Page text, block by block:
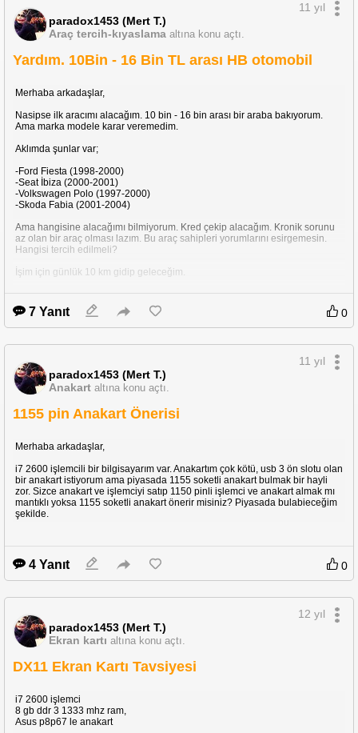
paradox1453 (Mert T.)
Araç tercih-kıyaslama altına konu açtı.
11 yıl
Yardım. 10Bin - 16 Bin TL arası HB otomobil
Merhaba arkadaşlar,
Nasipse ilk aracımı alacağım. 10 bin - 16 bin arası bir araba bakıyorum.
Ama marka modele karar veremedim.
Aklımda şunlar var;
-Ford Fiesta (1998-2000)
-Seat İbiza (2000-2001)
-Volkswagen Polo (1997-2000)
-Skoda Fabia (2001-2004)
Ama hangisine alacağımı bilmiyorum. Kred çekip alacağım. Kronik sorunu
az olan bir araç olması lazım. Bu araç sahipleri yorumlarını esirgemesin.
Hangisi tercih edilmeli?
İşim için günlük 10 km gidip geleceğim.
7 Yanıt 0
paradox1453 (Mert T.)
Anakart altına konu açtı.
11 yıl
1155 pin Anakart Önerisi
Merhaba arkadaşlar,
i7 2600 işlemcili bir bilgisayarım var. Anakartım çok kötü, usb 3 ön slotu olan
bir anakart istiyorum ama piyasada 1155 soketli anakart bulmak bir hayli
zor. Sizce anakart ve işlemciyi satıp 1150 pinli işlemci ve anakart almak mı
mantıklı yoksa 1155 soketli anakart önerir misiniz? Piyasada bulabieceğim
şekilde.
4 Yanıt 0
paradox1453 (Mert T.)
Ekran kartı altına konu açtı.
12 yıl
DX11 Ekran Kartı Tavsiyesi
i7 2600 işlemci
8 gb ddr 3 1333 mhz ram,
Asus p8p67 le anakart